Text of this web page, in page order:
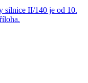
silnice II/140 je od 10.